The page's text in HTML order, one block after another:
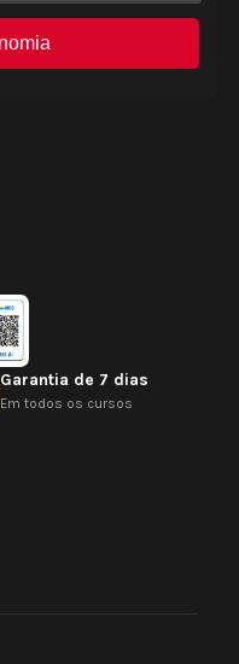
Garantia de 7 dias
Em todos os cursos